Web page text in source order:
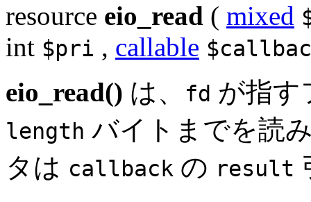
resource eio_read ( mixed
int $pri , callable
eio_read() は、 fd が指
length バイトまでを読
タは callback の result